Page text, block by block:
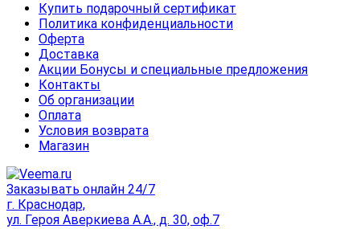
Купить подарочный сертификат
Политика конфиденциальности
Оферта
Доставка
Акции Бонусы и специальные предложения
Контакты
Об организации
Оплата
Условия возврата
Магазин
Заказывать онлайн 24/7
г. Краснодар,
ул. Героя Аверкиева А.А., д. 30, оф.7